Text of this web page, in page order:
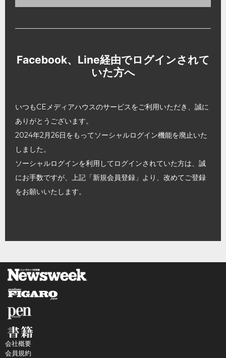
Facebook、Line経由でログインされて
いた方へ
いつもCEメディアハウスのサービスをご利用いただき、誠に
ありがとうございます。
2024年2月26日をもってソーシャルログイン機能を廃止いた
しました。
ソーシャルログインを利用してログインされていた方は、誠
にお手数ですが、上記「新規会員登録」より、改めてご登録
をお願いいたします。
会社概要
会員規約